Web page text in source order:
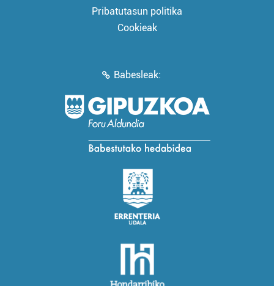
Pribatutasun politika
Cookieak
Babesleak: